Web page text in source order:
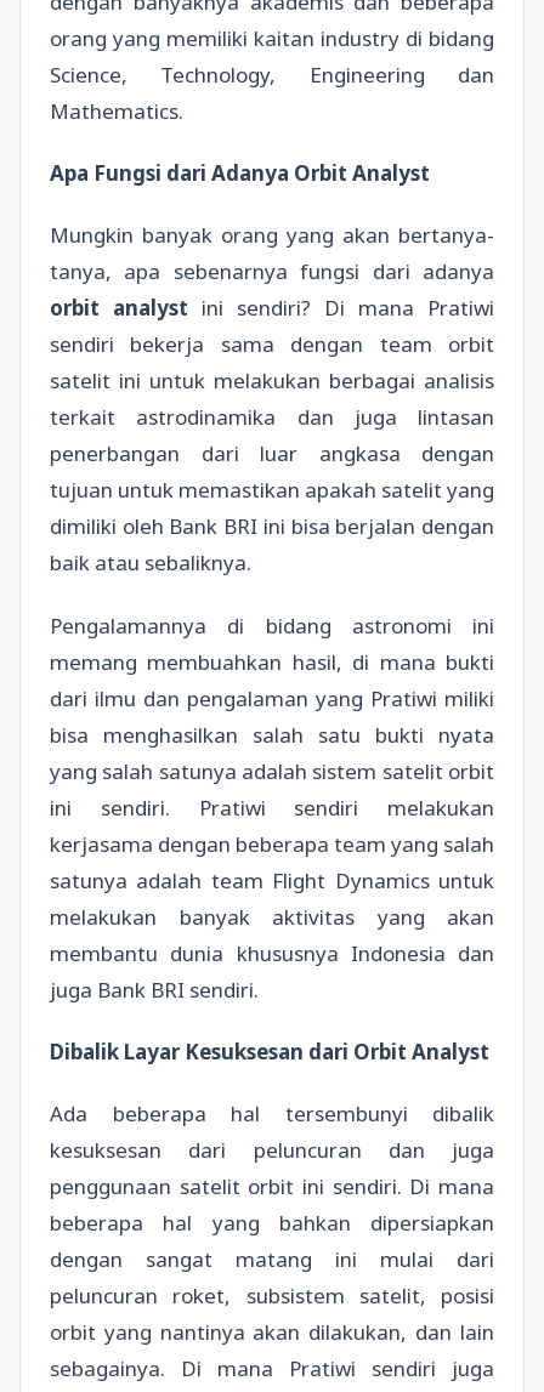
orang yang memiliki kaitan industry di bidang
Science, Technology, Engineering dan
Mathematics.
Apa Fungsi dari Adanya Orbit Analyst
Mungkin banyak orang yang akan bertanya-
tanya, apa sebenarnya fungsi dari adanya
orbit analyst ini sendiri? Di mana Pratiwi
sendiri bekerja sama dengan team orbit
satelit ini untuk melakukan berbagai analisis
terkait astrodinamika dan juga lintasan
penerbangan dari luar angkasa dengan
tujuan untuk memastikan apakah satelit yang
dimiliki oleh Bank BRI ini bisa berjalan dengan
baik atau sebaliknya.
Pengalamannya di bidang astronomi ini
memang membuahkan hasil, di mana bukti
dari ilmu dan pengalaman yang Pratiwi miliki
bisa menghasilkan salah satu bukti nyata
yang salah satunya adalah sistem satelit orbit
ini sendiri. Pratiwi sendiri melakukan
kerjasama dengan beberapa team yang salah
satunya adalah team Flight Dynamics untuk
melakukan banyak aktivitas yang akan
membantu dunia khususnya Indonesia dan
juga Bank BRI sendiri.
Dibalik Layar Kesuksesan dari Orbit Analyst
Ada beberapa hal tersembunyi dibalik
kesuksesan dari peluncuran dan juga
penggunaan satelit orbit ini sendiri. Di mana
beberapa hal yang bahkan dipersiapkan
dengan sangat matang ini mulai dari
peluncuran roket, subsistem satelit, posisi
orbit yang nantinya akan dilakukan, dan lain
sebagainya. Di mana Pratiwi sendiri juga